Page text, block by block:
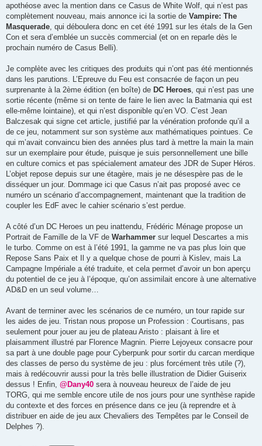
apothéose avec la mention dans ce Casus de White Wolf, qui n’est pas
complètement nouveau, mais annonce ici la sortie de Vampire: The
Masquerade , qui déboulera donc en cet été 1991 sur les étals de la Gen
Con et sera d’emblée un succès commercial (et on en reparle dès le
prochain numéro de Casus Belli).
Je complète avec les critiques des produits qui n’ont pas été mentionnés
dans les parutions. L’Epreuve du Feu est consacrée de façon un peu
surprenante à la 2ème édition (en boîte) de DC Heroes , qui n’est pas une
sortie récente (même si on tente de faire le lien avec la Batmania qui est
elle-même lointaine), et qui n’est disponible qu’en VO. C’est Jean
Balczesak qui signe cet article, justifié par la vénération profonde qu’il a
de ce jeu, notamment sur son système aux mathématiques pointues. Ce
qui m’avait convaincu bien des années plus tard à mettre la main la main
sur un exemplaire pour étude, puisque je suis personnellement une bille
en culture comics et pas spécialement amateur des JDR de Super Héros.
L’objet repose depuis sur une étagère, mais je ne désespère pas de le
disséquer un jour. Dommage ici que Casus n’ait pas proposé avec ce
numéro un scénario d’accompagnement, maintenant que la tradition de
coupler les EdF avec le cahier scénario s’est perdue.
A côté d’un DC Heroes un peu inattendu, Frédéric Ménage propose un
Portrait de Famille de la VF de Warhammer sur lequel Descartes a mis
le turbo. Comme on est à l’été 1991, la gamme ne va pas plus loin que
Repose Sans Paix et Il y a quelque chose de pourri à Kislev, mais La
Campagne Impériale a été traduite, et cela permet d’avoir un bon aperçu
du potentiel de ce jeu à l’époque, qu’on assimilait encore à une alternative
AD&D en un seul volume…
Avant de terminer avec les scénarios de ce numéro, un tour rapide sur
les aides de jeu. Tristan nous propose un Profession : Courtisans, pas
seulement pour jouer au jeu de plateau Aristo : plaisant à lire et
plaisamment illustré par Florence Magnin. Pierre Lejoyeux consacre pour
sa part à une double page pour Cyberpunk pour sortir du carcan merdique
des classes de perso du système de jeu : plus forcément très utile (?),
mais à redécouvrir aussi pour la très belle illustration de Didier Guiserix
dessus ! Enfin, @Dany40 sera à nouveau heureux de l’aide de jeu
TORG, qui me semble encore utile de nos jours pour une synthèse rapide
du contexte et des forces en présence dans ce jeu (à reprendre et à
distribuer en aide de jeu aux Chevaliers des Tempêtes par le Conseil de
Delphes ?).